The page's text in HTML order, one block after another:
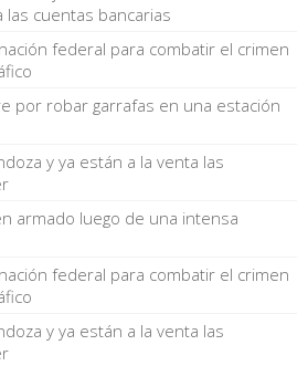
las cuentas bancarias
federal para combatir el crimen
por robar garrafas en una estación
y ya están a la venta las
armado luego de una intensa
federal para combatir el crimen
y ya están a la venta las